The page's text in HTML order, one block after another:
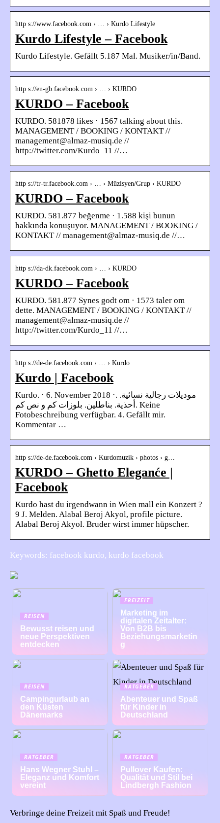
http s://www.facebook.com › … › Kurdo Lifestyle
Kurdo Lifestyle – Facebook
Kurdo Lifestyle. Gefällt 5.187 Mal. Musiker/in/Band.
http s://en-gb.facebook.com › … › KURDO
KURDO – Facebook
KURDO. 581878 likes · 1567 talking about this.
MANAGEMENT / BOOKING / KONTAKT //
management@almaz-musiq.de //
http://twitter.com/Kurdo_11 //…
http s://tr-tr.facebook.com › … › Müzisyen/Grup › KURDO
KURDO – Facebook
KURDO. 581.877 beğenme · 1.588 kişi bunun
hakkında konuşuyor. MANAGEMENT / BOOKING /
KONTAKT // management@almaz-musiq.de //…
http s://da-dk.facebook.com › … › KURDO
KURDO – Facebook
KURDO. 581.877 Synes godt om · 1573 taler om
dette. MANAGEMENT / BOOKING / KONTAKT //
management@almaz-musiq.de //
http://twitter.com/Kurdo_11 //…
http s://de-de.facebook.com › … › Kurdo
Kurdo | Facebook
Kurdo. · 6. November 2018 ·. موديلات رجالية نسائية.
أحذية. بناطلين. بلوزات كم و نص كم. Keine
Fotobeschreibung verfügbar. 4. Gefällt mir.
Kommentar …
http s://de-de.facebook.com › Kurdomuzik › photos › g…
KURDO – Ghetto Eleganće |
Facebook
Kurdo hast du irgendwann in Wien mall ein Konzert ?
9 J. Melden. Alabal Beroj Akyol, profile picture.
Alabal Beroj Akyol. Bruder wirst immer hüpscher.
Keywords: facebook kurdo, kurdo facebook
REISEN
Bewusst reisen und
neue Perspektiven
entdecken
FREIZEIT
Marketing im
digitalen Zeitalter:
Von B2B bis
Beziehungsmarketin
g
REISEN
Campingurlaub an
den Küsten
Dänemarks
RATGEBER
Abenteuer und Spaß
für Kinder in
Deutschland
RATGEBER
Hans Wegner Stuhl –
Eleganz und Komfort
vereint
RATGEBER
Pullover Kaufen:
Qualität und Stil bei
Lindbergh Fashion
Verbringe deine Freizeit mit Spaß und Freude!